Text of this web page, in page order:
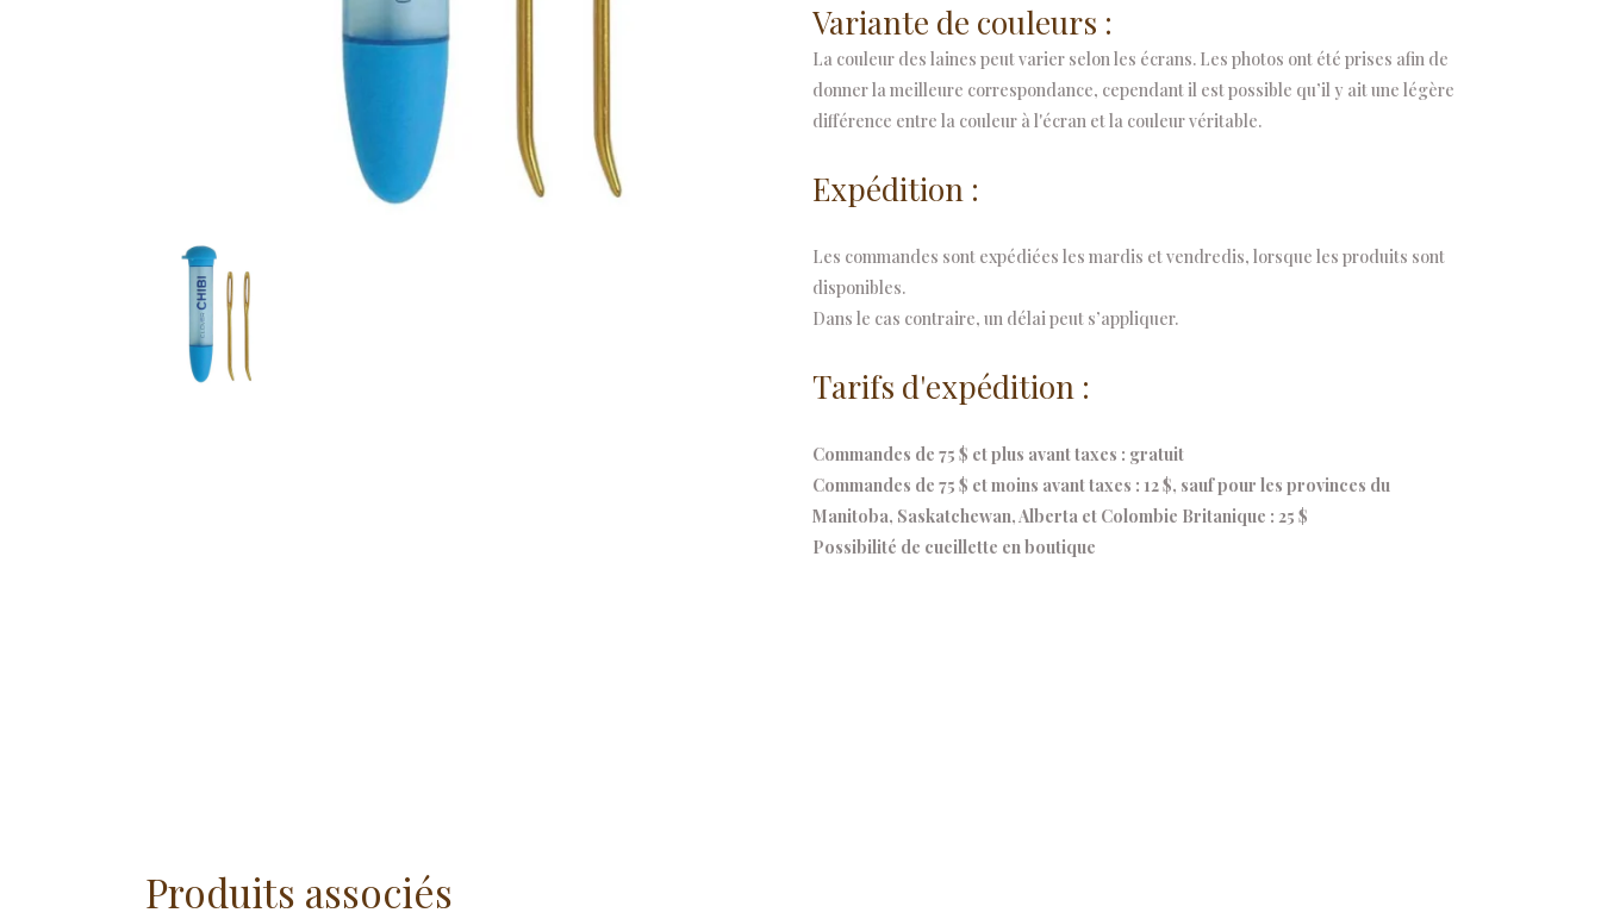
repriser
quantity
Variante de couleurs :
La couleur des laines peut varier selon les écrans. Les photos ont été prises afin de
donner la meilleure correspondance, cependant il est possible qu’il y ait une légère
différence entre la couleur à l'écran et la couleur véritable.
Expédition :
Les commandes sont expédiées les mardis et vendredis, lorsque les produits sont
disponibles.
Dans le cas contraire, un délai peut s’appliquer.
Tarifs d'expédition :
Commandes de 75 $ et plus avant taxes : gratuit
Commandes de 75 $ et moins avant taxes : 12 $, sauf pour les provinces du
Manitoba, Saskatchewan, Alberta et Colombie Britanique : 25 $
Possibilité de cueillette en boutique
Produits associés